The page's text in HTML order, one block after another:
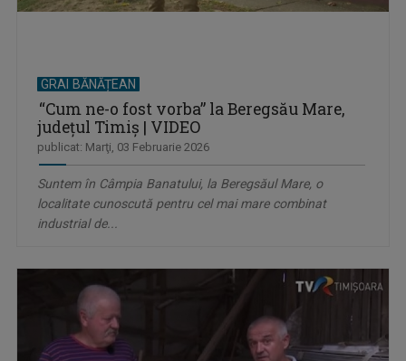
GRAI BĂNĂȚEAN
“Cum ne-o fost vorba” la Beregsău Mare,
județul Timiș | VIDEO
publicat: Marţi, 03 Februarie 2026
Suntem în Câmpia Banatului, la Beregsăul Mare, o
localitate cunoscută pentru cel mai mare combinat
industrial de...